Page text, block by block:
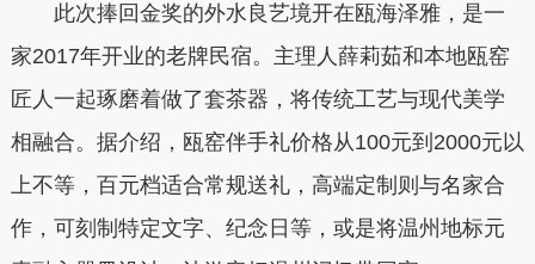
此次捧回金奖的外水良艺境开在瓯海泽雅，是一
家2017年开业的老牌民宿。主理人薛莉茹和本地瓯窑
匠人一起琢磨着做了套茶器，将传统工艺与现代美学
相融合。据介绍，瓯窑伴手礼价格从100元到2000元以
上不等，百元档适合常规送礼，高端定制则与名家合
作，可刻制特定文字、纪念日等，或是将温州地标元